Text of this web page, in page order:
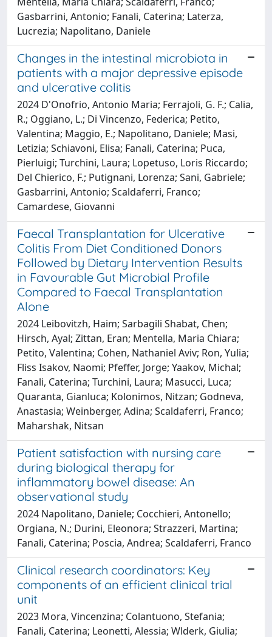
Gasbarrini, Antonio; Fanali, Caterina; Laterza,
Lucrezia; Napolitano, Daniele
Changes in the intestinal microbiota in
patients with a major depressive episode
and ulcerative colitis
2024 D'Onofrio, Antonio Maria; Ferrajoli, G. F.; Calia,
R.; Oggiano, L.; Di Vincenzo, Federica; Petito,
Valentina; Maggio, E.; Napolitano, Daniele; Masi,
Letizia; Schiavoni, Elisa; Fanali, Caterina; Puca,
Pierluigi; Turchini, Laura; Lopetuso, Loris Riccardo;
Del Chierico, F.; Putignani, Lorenza; Sani, Gabriele;
Gasbarrini, Antonio; Scaldaferri, Franco;
Camardese, Giovanni
Faecal Transplantation for Ulcerative
Colitis From Diet Conditioned Donors
Followed by Dietary Intervention Results
in Favourable Gut Microbial Profile
Compared to Faecal Transplantation
Alone
2024 Leibovitzh, Haim; Sarbagili Shabat, Chen;
Hirsch, Ayal; Zittan, Eran; Mentella, Maria Chiara;
Petito, Valentina; Cohen, Nathaniel Aviv; Ron, Yulia;
Fliss Isakov, Naomi; Pfeffer, Jorge; Yaakov, Michal;
Fanali, Caterina; Turchini, Laura; Masucci, Luca;
Quaranta, Gianluca; Kolonimos, Nitzan; Godneva,
Anastasia; Weinberger, Adina; Scaldaferri, Franco;
Maharshak, Nitsan
Patient satisfaction with nursing care
during biological therapy for
inflammatory bowel disease: An
observational study
2024 Napolitano, Daniele; Cocchieri, Antonello;
Orgiana, N.; Durini, Eleonora; Strazzeri, Martina;
Fanali, Caterina; Poscia, Andrea; Scaldaferri, Franco
Clinical research coordinators: Key
components of an efficient clinical trial
unit
2023 Mora, Vincenzina; Colantuono, Stefania;
Fanali, Caterina; Leonetti, Alessia; Wlderk, Giulia;